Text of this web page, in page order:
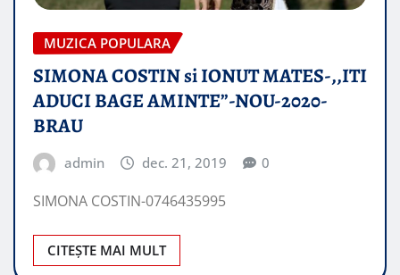
MUZICA POPULARA
SIMONA COSTIN si IONUT MATES-,,ITI
ADUCI BAGE AMINTE”-NOU-2020-
BRAU
admin dec. 21, 2019 0
SIMONA COSTIN-0746435995
CITEȘTE MAI MULT